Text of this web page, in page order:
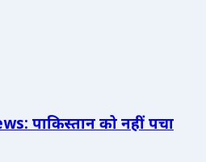
पाकिस्तान को नहीं पचा